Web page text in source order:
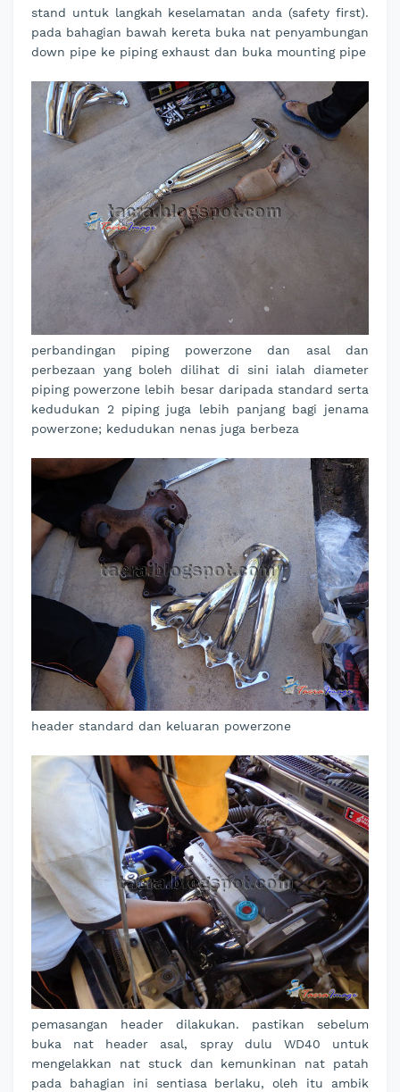
stand untuk langkah keselamatan anda (safety first).
pada bahagian bawah kereta buka nat penyambungan
down pipe ke piping exhaust dan buka mounting pipe
perbandingan piping powerzone dan asal dan
perbezaan yang boleh dilihat di sini ialah diameter
piping powerzone lebih besar daripada standard serta
kedudukan 2 piping juga lebih panjang bagi jenama
powerzone; kedudukan nenas juga berbeza
header standard dan keluaran powerzone
pemasangan header dilakukan. pastikan sebelum
buka nat header asal, spray dulu WD40 untuk
mengelakkan nat stuck dan kemunkinan nat patah
pada bahagian ini sentiasa berlaku, oleh itu ambik